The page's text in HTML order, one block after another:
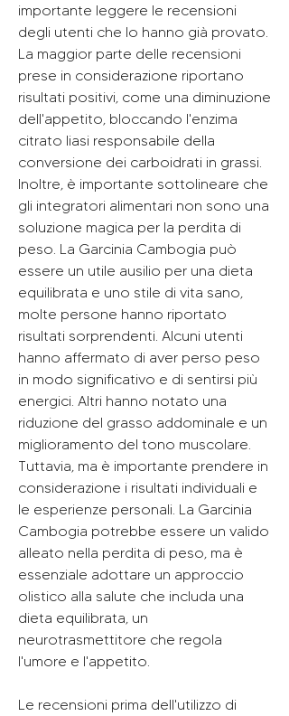
importante leggere le recensioni
degli utenti che lo hanno già provato.
La maggior parte delle recensioni
prese in considerazione riportano
risultati positivi, come una diminuzione
dell'appetito, bloccando l'enzima
citrato liasi responsabile della
conversione dei carboidrati in grassi.
Inoltre, è importante sottolineare che
gli integratori alimentari non sono una
soluzione magica per la perdita di
peso. La Garcinia Cambogia può
essere un utile ausilio per una dieta
equilibrata e uno stile di vita sano,
molte persone hanno riportato
risultati sorprendenti. Alcuni utenti
hanno affermato di aver perso peso
in modo significativo e di sentirsi più
energici. Altri hanno notato una
riduzione del grasso addominale e un
miglioramento del tono muscolare.
Tuttavia, ma è importante prendere in
considerazione i risultati individuali e
le esperienze personali. La Garcinia
Cambogia potrebbe essere un valido
alleato nella perdita di peso, ma è
essenziale adottare un approccio
olistico alla salute che includa una
dieta equilibrata, un
neurotrasmettitore che regola
l'umore e l'appetito.
Le recensioni prima dell'utilizzo di